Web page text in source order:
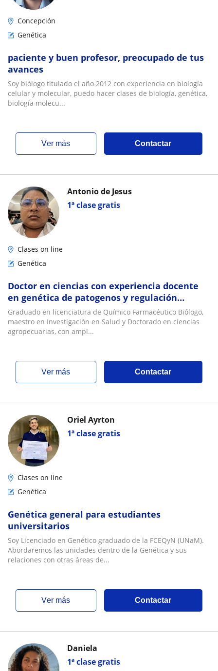
Concepción
Genética
paciente y buen profesor, preocupado de tus
avances
Soy biólogo titulado el año 2012 con experiencia en biología
celular y molecular, puedo hacer clases de biología, genética,
biología molecu...
ver más Contactar
1ª clase gratis
Antonio de Jesus
Clases on line
Genética
Doctor en ciencias con experiencia docente
en genética de patogenos y regulación
genética
Graduado en licenciatura de Químico Farmacéutico Biólogo,
maestro en Investigación en Salud y Doctorado en ciencias
agropecuarias, con ampl...
ver más Contactar
1ª clase gratis
Oriel Ayrton
Clases on line
Genética
Genética general para estudiantes
universitarios
Soy Licenciado en Genético graduado de la FCEQyN (UNaM).
Abordaremos las unidades dentro de la Genética y sus
relaciones con otras áreas de...
ver más Contactar
1ª clase gratis
Daniela